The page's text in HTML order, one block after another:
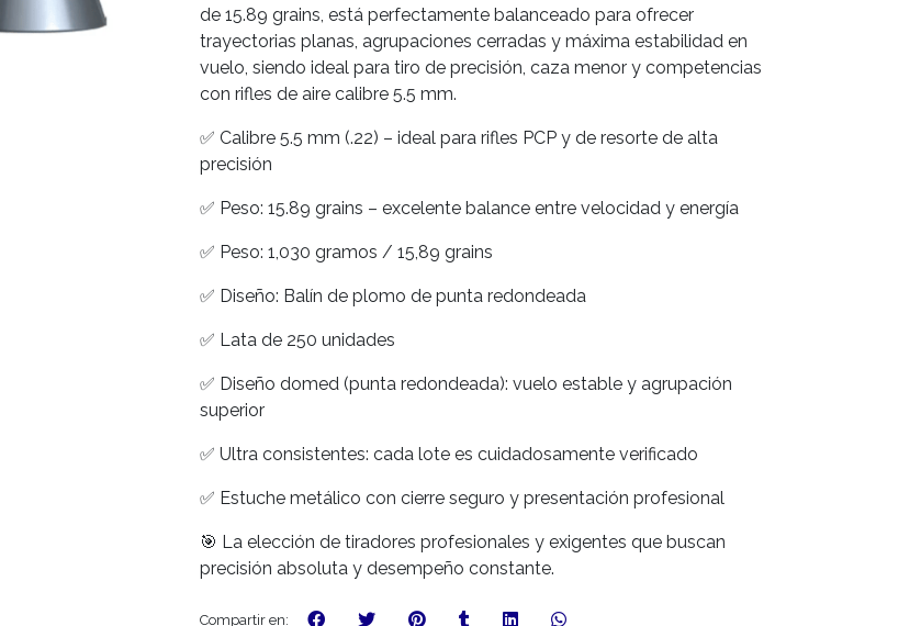
de 15.89 grains, está perfectamente balanceado para ofrecer
trayectorias planas, agrupaciones cerradas y máxima estabilidad en
vuelo, siendo ideal para tiro de precisión, caza menor y competencias
con rifles de aire calibre 5.5 mm.
✅ Calibre 5.5 mm (.22) – ideal para rifles PCP y de resorte de alta
precisión
✅ Peso: 15.89 grains – excelente balance entre velocidad y energía
✅ Peso: 1,030 gramos / 15,89 grains
✅ Diseño: Balín de plomo de punta redondeada
✅ Lata de 250 unidades
✅ Diseño domed (punta redondeada): vuelo estable y agrupación
superior
✅ Ultra consistentes: cada lote es cuidadosamente verificado
✅ Estuche metálico con cierre seguro y presentación profesional
🎯 La elección de tiradores profesionales y exigentes que buscan
precisión absoluta y desempeño constante.
Compartir en: